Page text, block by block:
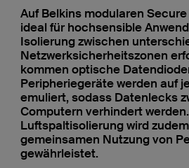
Auf Belkins modularen
ideal für hochsensible
Isolierung zwischen
Netzwerksicherheitszonen
kommen optische
Peripheriegeräte werden auf
emuliert, sodass Datenlecks
Computern verhindert
Luftspaltisolierung wird
gemeinsamen Nutzung von
gewährleistet.